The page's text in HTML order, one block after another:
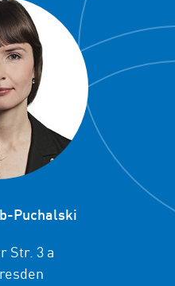
Puchalski
Str. 3 a